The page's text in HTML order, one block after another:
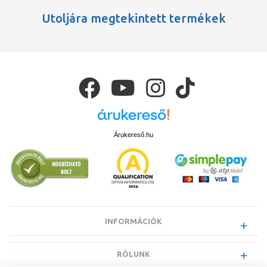
Utoljára megtekintett termékek
Árukereső.hu
INFORMÁCIÓK
RÓLUNK